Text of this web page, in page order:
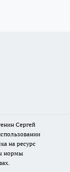
Сергей
на ресурс
нормы